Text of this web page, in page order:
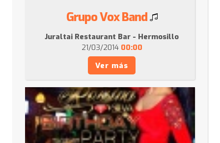
Grupo Vox Band
Juraltai Restaurant Bar - Hermosillo
21/03/2014 00:00
Ver más